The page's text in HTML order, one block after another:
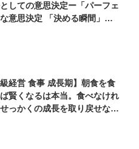
しての意思決定ー「パーフェ
意思決定 「決める瞬間」の
級経営 食事 成長期】朝食を食
賢くなるは本当。食べなけれ
っかくの成長を取り戻せな